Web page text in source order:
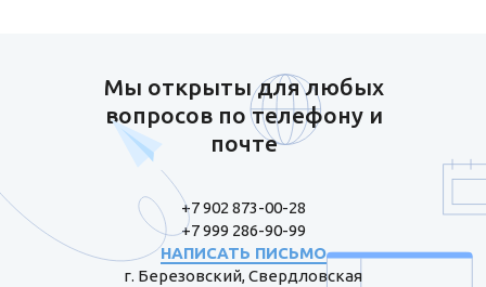
Мы открыты для любых
вопросов по телефону и
почте
+7 902 873-00-28
+7 999 286-90-99
НАПИСАТЬ ПИСЬМО
г. Березовский, Свердловская